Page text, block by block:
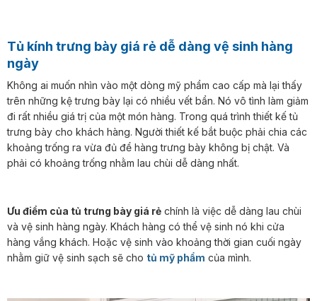
Tủ kính trưng bày giá rẻ dễ dàng vệ sinh hàng
ngày
Không ai muốn nhìn vào một dòng mỹ phẩm cao cấp mà lại thấy
trên những kệ trưng bày lại có nhiều vết bẩn. Nó vô tình làm giảm
đi rất nhiều giá trị của một món hàng. Trong quá trình thiết kế tủ
trưng bày cho khách hàng. Người thiết kế bắt buộc phải chia các
khoảng trống ra vừa đủ để hàng trưng bày không bị chật. Và
phải có khoảng trống nhằm lau chùi dễ dàng nhất.
Ưu điểm của tủ trưng bày giá rẻ chính là việc dễ dàng lau chùi
và vệ sinh hàng ngày. Khách hàng có thể vệ sinh nó khi cửa
hàng vắng khách. Hoặc vệ sinh vào khoảng thời gian cuối ngày
nhằm giữ vệ sinh sạch sẽ cho tủ mỹ phẩm của mình.